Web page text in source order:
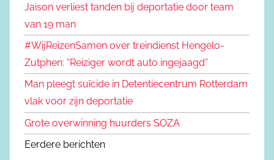
Jaison verliest tanden bij deportatie door team
van 19 man
#WijReizenSamen over treindienst Hengelo-
Zutphen: “Reiziger wordt auto ingejaagd”
Man pleegt suïcide in Detentiecentrum Rotterdam
vlak voor zijn deportatie
Grote overwinning huurders SOZA
Eerdere berichten